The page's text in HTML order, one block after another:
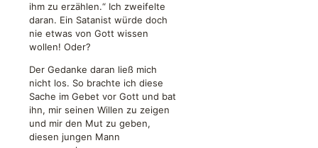
ihm zu erzählen.“ Ich zweifelte
daran. Ein Satanist würde doch
nie etwas von Gott wissen
wollen! Oder?
Der Gedanke daran ließ mich
nicht los. So brachte ich diese
Sache im Gebet vor Gott und bat
ihn, mir seinen Willen zu zeigen
und mir den Mut zu geben,
diesen jungen Mann